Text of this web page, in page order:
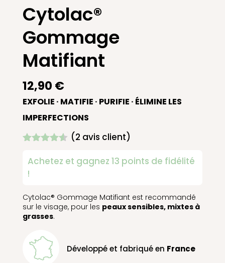
Cytolac®
Gommage
Matifiant
12,90 €
EXFOLIE · MATIFIE · PURIFIE · ÉLIMINE LES
IMPERFECTIONS
sur 5
basé
sur
client
(2 avis client)
Achetez et gagnez 13 points de fidélité
!
Cytolac® Gommage Matifiant est recommandé
sur le visage, pour les peaux sensibles, mixtes à
grasses.
Développé et fabriqué en France